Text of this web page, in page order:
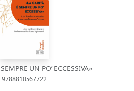
UN PO’ ECCESSIVA»
9788810567722